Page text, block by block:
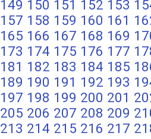
149 150 151 152 153
157 158 159 160 161
165 166 167 168 169
173 174 175 176 177
181 182 183 184 185
189 190 191 192 193
197 198 199 200 201
205 206 207 208 209
213 214 215 216 217